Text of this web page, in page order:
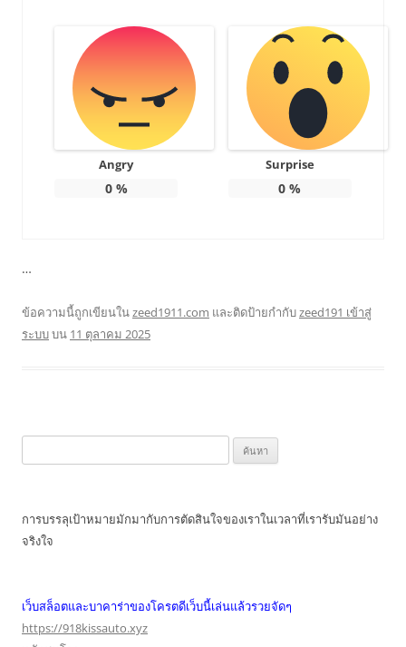
Angry
0%
Surprise
0 %
…
ข้อความนี้ถูกเขียนในzeed1911.com และติดป้ายกำกับzeed191 เข้าสู่
ระบบบน 11 ตุลาคม 2025
สำหรับ:
การบรรลุเป้าหมายมักมากับการตัดสินใจของเราในเวลาที่เรารับมันอย่าง
จริงใจ
เว็บสล็อตและบาคาร่าของโครตดีเว็บนี้เล่นแล้วรวยจัดๆ
https://918kissauto.xyz